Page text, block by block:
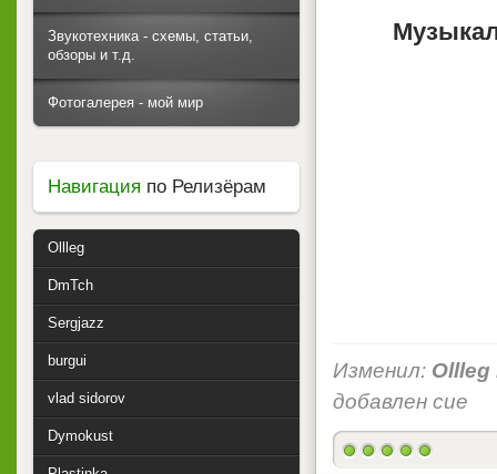
Изменил: Ollleg
добавлен cue
Звукотехника - схемы, статьи,
обзоры и т.д.
Фотогалерея - мой мир
Навигация по Релизёрам
Ollleg
DmTch
Sergjazz
burgui
vlad sidorov
Dymokust